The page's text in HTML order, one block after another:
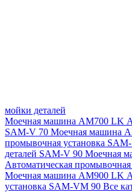
мойки деталей
Моечная машина AM700 LK
SAM-V 70 Моечная машина
промывочная установка
деталей SAM-V 90 Моечная
Автоматическая
Моечная машина AM900 LK
установка SAM-VM 90 Все